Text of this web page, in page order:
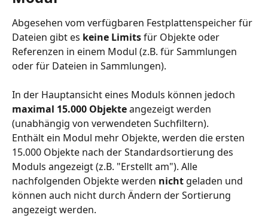
Abgesehen vom verfügbaren Festplattenspeicher für
Dateien gibt es keine Limits für Objekte oder
Referenzen in einem Modul (z.B. für Sammlungen
oder für Dateien in Sammlungen).
In der Hauptansicht eines Moduls können jedoch
maximal 15.000 Objekte angezeigt werden
(unabhängig von verwendeten Suchfiltern).
Enthält ein Modul mehr Objekte, werden die ersten
15.000 Objekte nach der Standardsortierung des
Moduls angezeigt (z.B. "Erstellt am"). Alle
nachfolgenden Objekte werden nicht geladen und
können auch nicht durch Ändern der Sortierung
angezeigt werden.